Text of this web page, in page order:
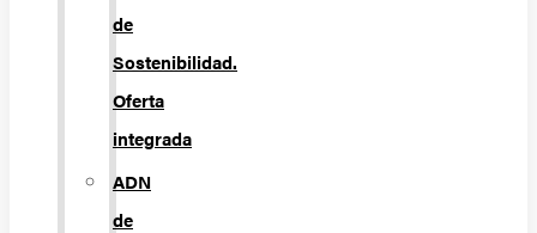
de
Sostenibilidad.
Oferta
integrada
ADN
de